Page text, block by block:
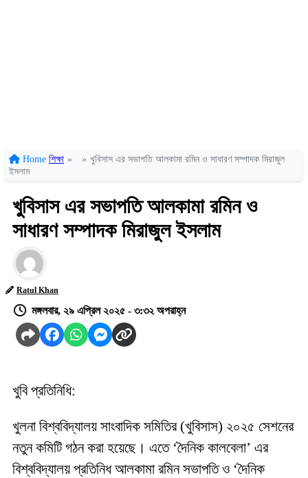
Home শিক্ষা » » খুবিসাস এর সভাপতি আলকামা রমিন ও সাধারণ সম্পাদক মিরাজুল
ইসলাম
খুবিসাস এর সভাপতি আলকামা রমিন ও
সাধারণ সম্পাদক মিরাজুল ইসলাম
Ratul Khan
মঙ্গলবার, ২৯ এপ্রিল ২০২৫ - ৩:৩২ অপরাহ্ন
খুবি প্রতিনিধি:
খুলনা বিশ্ববিদ্যালয় সাংবাদিক সমিতির (খুবিসাস) ২০২৫ সেশনের
নতুন কমিটি গঠন করা হয়েছে। এতে ‘দৈনিক কালবেলা’ এর
বিশ্ববিদ্যালয় প্রতিনিধ আলকামা রমিন সভাপতি ও ‘দৈনিক